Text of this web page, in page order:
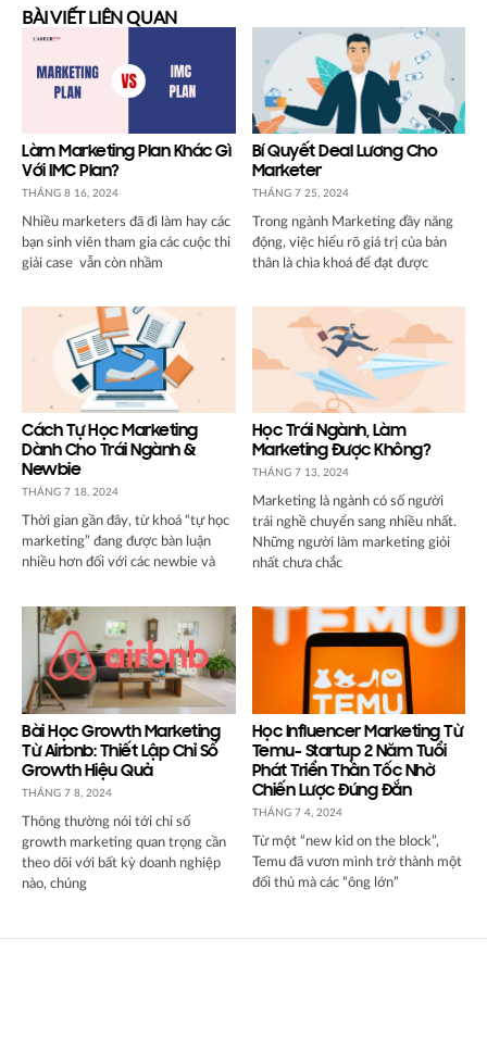
BÀI VIẾT LIÊN QUAN
Làm Marketing Plan Khác Gì
Với IMC Plan?
THÁNG 8 16, 2024
Nhiều marketers đã đi làm hay các
bạn sinh viên tham gia các cuộc thi
giải case vẫn còn nhầm
Bí Quyết Deal Lương Cho
Marketer
THÁNG 7 25, 2024
Trong ngành Marketing đầy năng
động, việc hiểu rõ giá trị của bản
thân là chìa khoá để đạt được
Cách Tự Học Marketing
Dành Cho Trái Ngành &
Newbie
THÁNG 7 18, 2024
Thời gian gần đây, từ khoá “tự học
marketing” đang được bàn luận
nhiều hơn đối với các newbie và
Học Trái Ngành, Làm
Marketing Được Không?
THÁNG 7 13, 2024
Marketing là ngành có số người
trái nghề chuyển sang nhiều nhất.
Những người làm marketing giỏi
nhất chưa chắc
Bài Học Growth Marketing
Từ Airbnb: Thiết Lập Chỉ Số
Growth Hiệu Quả
THÁNG 7 8, 2024
Thông thường nói tới chỉ số
growth marketing quan trọng cần
theo dõi với bất kỳ doanh nghiệp
nào, chúng
Học Influencer Marketing Từ
Temu- Startup 2 Năm Tuổi
Phát Triển Thần Tốc Nhờ
Chiến Lược Đúng Đắn
THÁNG 7 4, 2024
Từ một “new kid on the block”,
Temu đã vươn mình trở thành một
đối thủ mà các “ông lớn”